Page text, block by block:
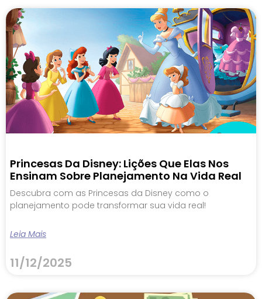
Princesas Da Disney: Lições Que Elas Nos
Ensinam Sobre Planejamento Na Vida Real
Descubra com as Princesas da Disney como o
planejamento pode transformar sua vida real!
Leia Mais
11/12/2025